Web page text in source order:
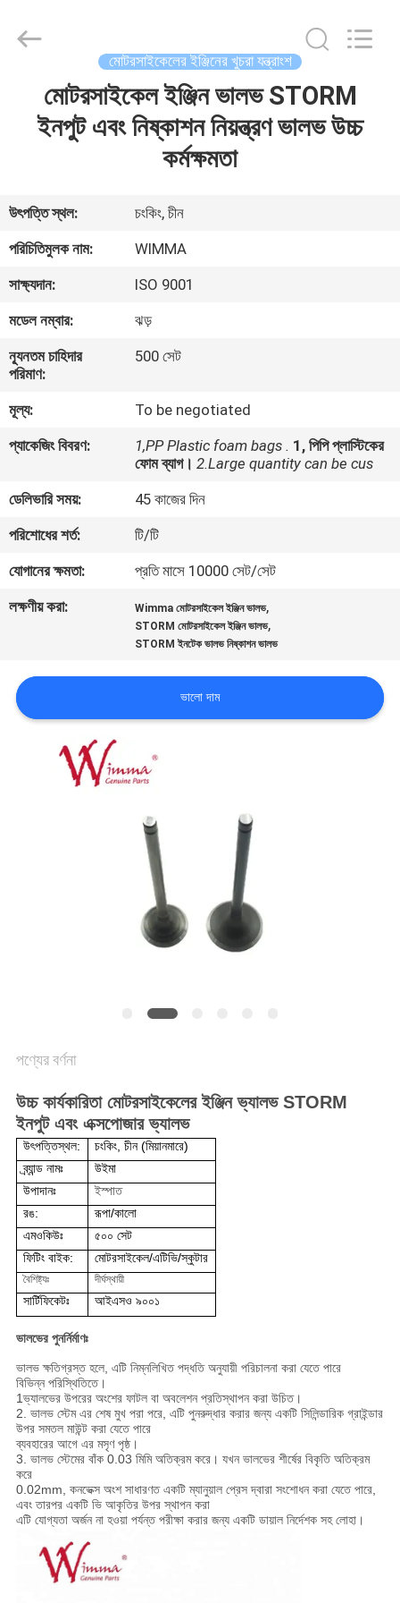
ভিডিও
সম্বন্ধে
কারখানা
গুণমান
খবর
একটি
করুন
সাইটম্যাপ
Parts
মোটরসাইকেলের ইঞ্জিনের খুচরা যন্ত্রাংশ
মোটরসাইকেল ইঞ্জিন ভালভ STORM
ইনপুট এবং নিষ্কাশন নিয়ন্ত্রণ ভালভ উচ্চ
কর্মক্ষমতা
উৎপত্তি স্থল:
চংকিং, চীন
পরিচিতিমুলক নাম:
WIMMA
সাক্ষ্যদান:
ISO 9001
মডেল নম্বার:
ঝড়
ন্যূনতম চাহিদার
পরিমাণ:
500 সেট
মূল্য:
To be negotiated
প্যাকেজিং বিবরণ:
1,PP Plastic foam bags . 1, পিপি প্লাস্টিকের
ফোম ব্যাগ। 2.Large quantity can be cus
ডেলিভারি সময়:
45 কাজের দিন
পরিশোধের শর্ত:
টি/টি
যোগানের ক্ষমতা:
প্রতি মাসে 10000 সেট/সেট
লক্ষণীয় করা:
Wimma মোটরসাইকেল ইঞ্জিন ভালভ,
STORM মোটরসাইকেল ইঞ্জিন ভালভ,
STORM ইনটেক ভালভ নিষ্কাশন ভালভ
ভালো দাম
পণ্যের বর্ণনা
উচ্চ কার্যকারিতা মোটরসাইকেলের ইঞ্জিন ভ্যালভ STORM
ইনপুট এবং এক্সপোজার ভ্যালভ
উৎপত্তিস্থল:
চংকিং, চীন (মিয়ানমারে)
ব্র্যান্ড নামঃ
উইমা
উপাদানঃ
ইস্পাত
রঙ:
রূপা/কালো
এমওকিউঃ
৫০০ সেট
ফিটিং বাইক:
মোটরসাইকেল/এটিভি/স্কুটার
বৈশিষ্ট্যঃ দীর্ঘস্থায়ী
সার্টিফিকেটঃ আইএসও ৯০০১
ভালভের পুনর্নির্মাণঃ
ভালভ ক্ষতিগ্রস্ত হলে, এটি নিম্নলিখিত পদ্ধতি অনুযায়ী পরিচালনা করা যেতে পারে
বিভিন্ন পরিস্থিতিতে।
1ভ্যালভের উপরের অংশের ফাটল বা অবলেশন প্রতিস্থাপন করা উচিত।
2. ভালভ স্টেম এর শেষ মুখ পরা পরে, এটি পুনরুদ্ধার করার জন্য একটি সিলিন্ডারিক গ্রাইন্ডার
উপর সমতল মাউন্ট করা যেতে পারে
ব্যবহারের আগে এর মসৃণ পৃষ্ঠ।
3. ভালভ স্টেমের বাঁক 0.03 মিমি অতিক্রম করে। যখন ভালভের শীর্ষের বিকৃতি অতিক্রম
করে
0.02mm, কনভেক্স অংশ সাধারণত একটি ম্যানুয়াল প্রেস দ্বারা সংশোধন করা যেতে পারে,
এবং তারপর একটি ভি আকৃতির উপর স্থাপন করা
এটি যোগ্যতা অর্জন না হওয়া পর্যন্ত পরীক্ষা করার জন্য একটি ডায়াল নির্দেশক সহ লোহা।